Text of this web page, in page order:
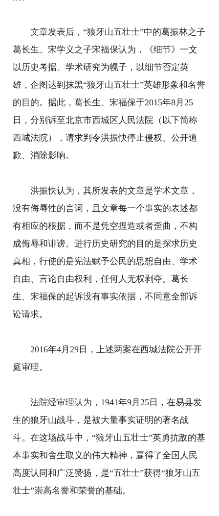
文章发表后， “狼牙山五壮士”中的葛振林之子
葛长生、宋学义之子宋福保认为，《细节》一文
以历史考据、学术研究为幌子，以细节否定英
雄，企图达到抹黑“狼牙山五壮士”英雄形象和名誉
的目的。据此，葛长生、宋福保于2015年8月25
日，分别诉至北京市西城区人民法院（以下简称
西城法院），请求判令洪振快停止侵权、公开道
歉、消除影响。
洪振快认为，其所发表的文章是学术文章，
没有侮辱性的言词，且文章每一个事实的表述都
有相应的根据，而不是凭空捏造或者歪曲，不构
成侮辱和诽谤。进行历史研究的目的是探求历史
真相，行使的是宪法赋予公民的思想自由、学术
自由、言论自由权利，任何人无权剥夺。葛长
生、宋福保的起诉没有事实依据，不同意全部诉
讼请求。
2016年4月29日，上述两案在西城法院公开开
庭审理。
法院经审理认为， 1941年9月25日，在易县发
生的狼牙山战斗，是被大量事实证明的著名战
斗。在这场战斗中，“狼牙山五壮士”英勇抗敌的基
本事实和舍生取义的伟大精神，赢得了全国人民
高度认同和广泛赞扬，是“五壮士”获得“狼牙山五
壮士”崇高名誉和荣誉的基础。